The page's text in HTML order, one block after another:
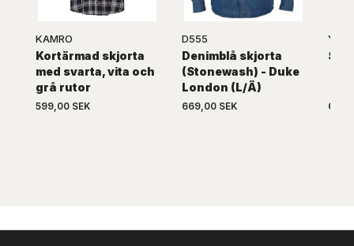
KAMRO
Kortärmad skjorta
med svarta, vita och
grå rutor
599,00 SEK
D555
Denimblå skjorta
(Stonewash) - Duke
London (L/Ä)
669,00 SEK
YOU